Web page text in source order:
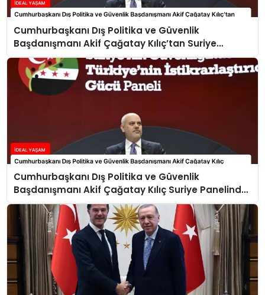
Cumhurbaşkanı Dış Politika ve Güvenlik
Başdanışmanı Akif Çağatay Kılıç’tan Suriye
Panelinde Önemli Açıklamalar
Cumhurbaşkanı Dış Politika ve Güvenlik
Başdanışmanı Akif Çağatay Kılıç Suriye Panelinde
Konuştu